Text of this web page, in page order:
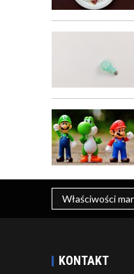
KONTAKT